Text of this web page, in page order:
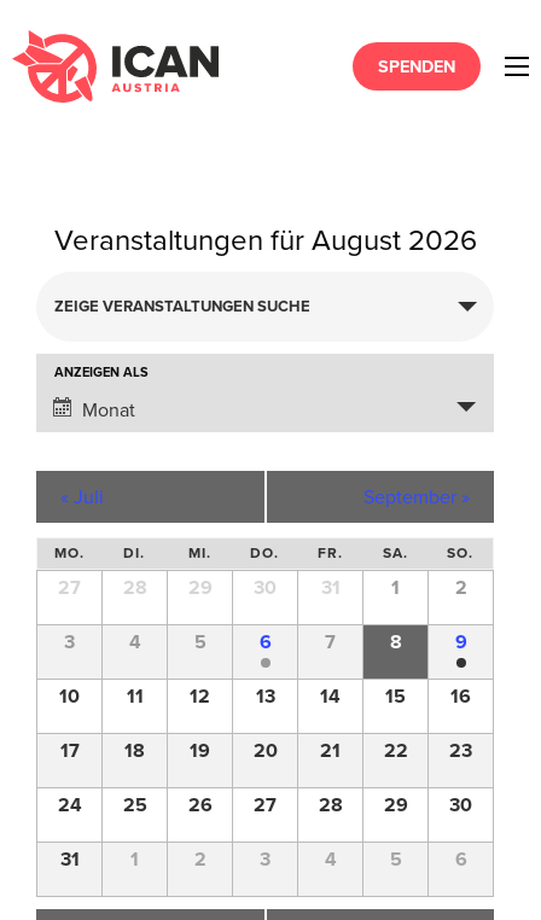
SPENDEN
Veranstaltungen für August 2026
Suche
und
Ansichten,
Navigation
ZEIGE VERANSTALTUNGEN SUCHE
Veranstaltung
Ansichten-
Navigation
ANZEIGEN ALS
Monat
«Juli September»
Kalender
von
Veranstaltungen
Kalender
von
Veranstaltungen
MO. DI. MI. DO. FR. SA. SO.
27 28 29 30 31 1
2
3
4 5 6 7 8
9
10
11 12 13 14 15
16
17
18 19 20 21 22
23
24
25 26 27 28 29
30
31
1 2 3 4 5 6